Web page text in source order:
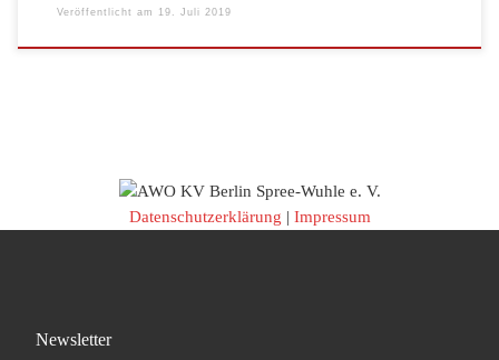
Veröffentlicht am 19. Juli 2019
Datenschutzerklärung | Impressum
Newsletter